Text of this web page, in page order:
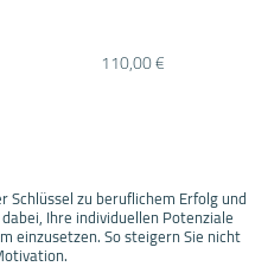
110,00 €
zu beruflichem Erfolg und
Ihre individuellen Potenziale
einzusetzen. So steigern Sie nicht